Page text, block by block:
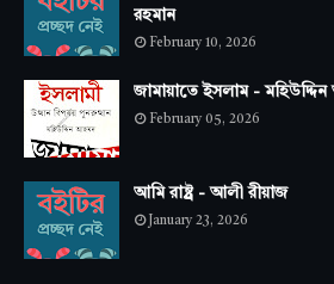
রহমান
February 10, 2026
জামায়াতে ইসলাম -
February 05, 2026
আমি রাষ্ট্র - আলী রীয়াজ
January 23, 2026